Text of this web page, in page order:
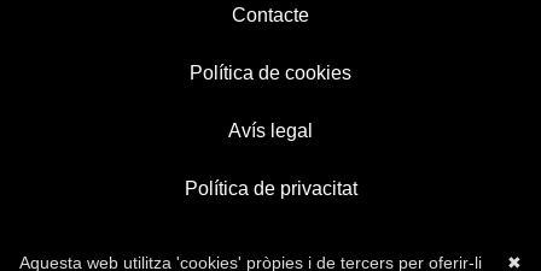
Contacte
Política de cookies
Avís legal
Política de privacitat
✖
Aquesta web utilitza 'cookies' pròpies i de tercers per oferir-li